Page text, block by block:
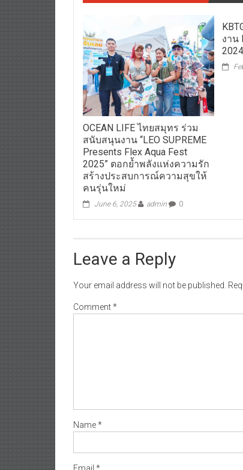
OCEAN LIFE ไทยสมุทร ร่วม
สนับสนุนงาน “LEO SUPREME
Presents Flex Aqua Fest
2025” ตอกย้ำพลังแห่งความรัก
สร้างประสบการณ์ความสุขให้
คนรุ่นใหม่
June 6, 2025 admin 0
งาน
2024
Leave a Reply
Your email address will not be published.
Comment*
Name*
Email *